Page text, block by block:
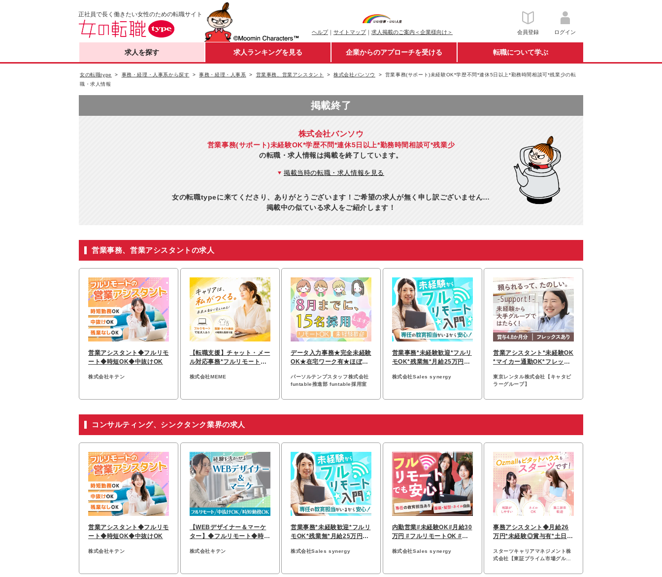
正社員で長く働きたい女性のための転職サイト
ヘルプ｜ サイトマップ｜ 求人掲載のご案内＜企業様向け＞ 会員登録 ログイン
求人を探す 求人ランキングを見る 企業からのアプローチを受ける 転職について学ぶ
女の転職type 事務・経理・人事系から探す 事務・経理・人事系 営業事務、営業アシスタント 株式会社バンソウ
営業事務(サポート)未経験OK*学歴不問*連休5日以上*勤務時間相談可*残業少の転
職・求人情報
掲載終了
株式会社バンソウ
営業事務(サポート)未経験OK*学歴不問*連休5日以上*勤務時間相談可*残業少
の転職・求人情報は掲載を終了しています。
掲載当時の転職・求人情報を見る
女の転職typeに来てくださり、ありがとうございます！ご希望の求人が無く申し訳ございません…
掲載中の似ている求人をご紹介します！
営業事務、営業アシスタントの求人
営業アシスタント◆フルリモ
ート◆時短OK◆中抜けOK
株式会社キテン
【転職⽀援】チャット・メー
ル対応事務*フルリモートOK
株式会社MEME
データ入力事務★完全未経験
OK★在宅ワーク有★ほぼ定
パーソルテンプスタッフ株式会社
funtable推進部 funtable採用室
営業事務*未経験歓迎*フルリ
モOK*残業無*月給25万円～
株式会社Sales synergy
営業アシスタント*未経験OK
*マイカー通勤OK*フレック
東京レンタル株式会社【キャタピ
ラーグループ】
コンサルティング、シンクタンク業界の求人
営業アシスタント◆フルリモ
ート◆時短OK◆中抜けOK
株式会社キテン
【WEBデザイナー＆マーケ
ター】◆フルリモート◆時短
株式会社キテン
営業事務*未経験歓迎*フルリ
モOK*残業無*月給25万円～
株式会社Sales synergy
内勤営業#未経験OK#月給30
万円 #フルリモートOK #残
株式会社Sales synergy
事務アシスタント◆月給26
万円*未経験◎賞与有*土日祝
スターツキャリアマネジメント株
式会社【東証プライム市場グルー